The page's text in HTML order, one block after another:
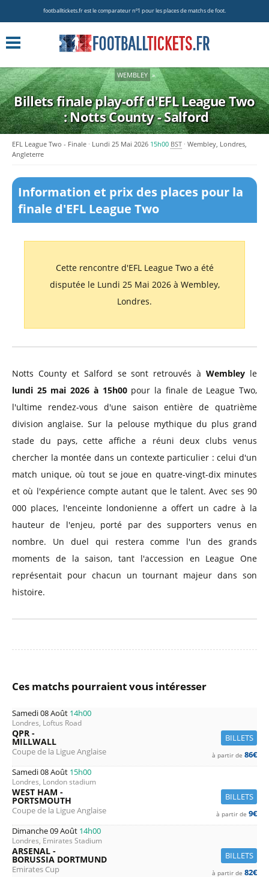
footballtickets.fr est le comparateur nº1 pour les places de matchs de foot.
WEMBLEY »
Billets finale play-offd'EFL League Two
:Notts County - Salford
EFL League Two - Finale Lundi 25 Mai 2026 15h00 BST
Wembley, Londres,
Angleterre
Information et prix des places pour la
finale d'EFL League Two
Cette rencontre d'EFL League Two a été
disputée le Lundi 25 Mai 2026 à Wembley,
Londres.
Notts County et Salford se sont retrouvés àWembley le
lundi 25 mai 2026 à 15h00pour la finale de League Two,
l'ultime rendez-vous d'une saison entière de quatrième
division anglaise. Sur la pelouse mythique du plus grand
stade du pays, cette affiche a réuni deux clubs venus
chercher la montée dans un contexte particulier : celui d'un
match unique, où tout se joue en quatre-vingt-dix minutes
et où l'expérience compte autant que le talent. Avec ses 90
000 places, l'enceinte londonienne a offert un cadre à la
hauteur de l'enjeu, porté par des supporters venus en
nombre. Un duel qui restera comme l'un des grands
moments de la saison, tant l'accession en League One
représentait pour chacun un tournant majeur dans son
histoire.
Ces matchs pourraient vous intéresser
Samedi 08 Août 14h00
Londres, Loftus Road
BILLETS
QPR -
MILLWALL
Coupe de la Ligue Anglaise à partir de 86€
Samedi 08 Août 15h00
Londres, London stadium
BILLETS
WEST HAM -
PORTSMOUTH
Coupe de la Ligue Anglaise à partir de 9€
Dimanche 09 Août 14h00
Londres, Emirates Stadium
BILLETS
ARSENAL -
BORUSSIA DORTMUND
Emirates Cup à partir de 82€